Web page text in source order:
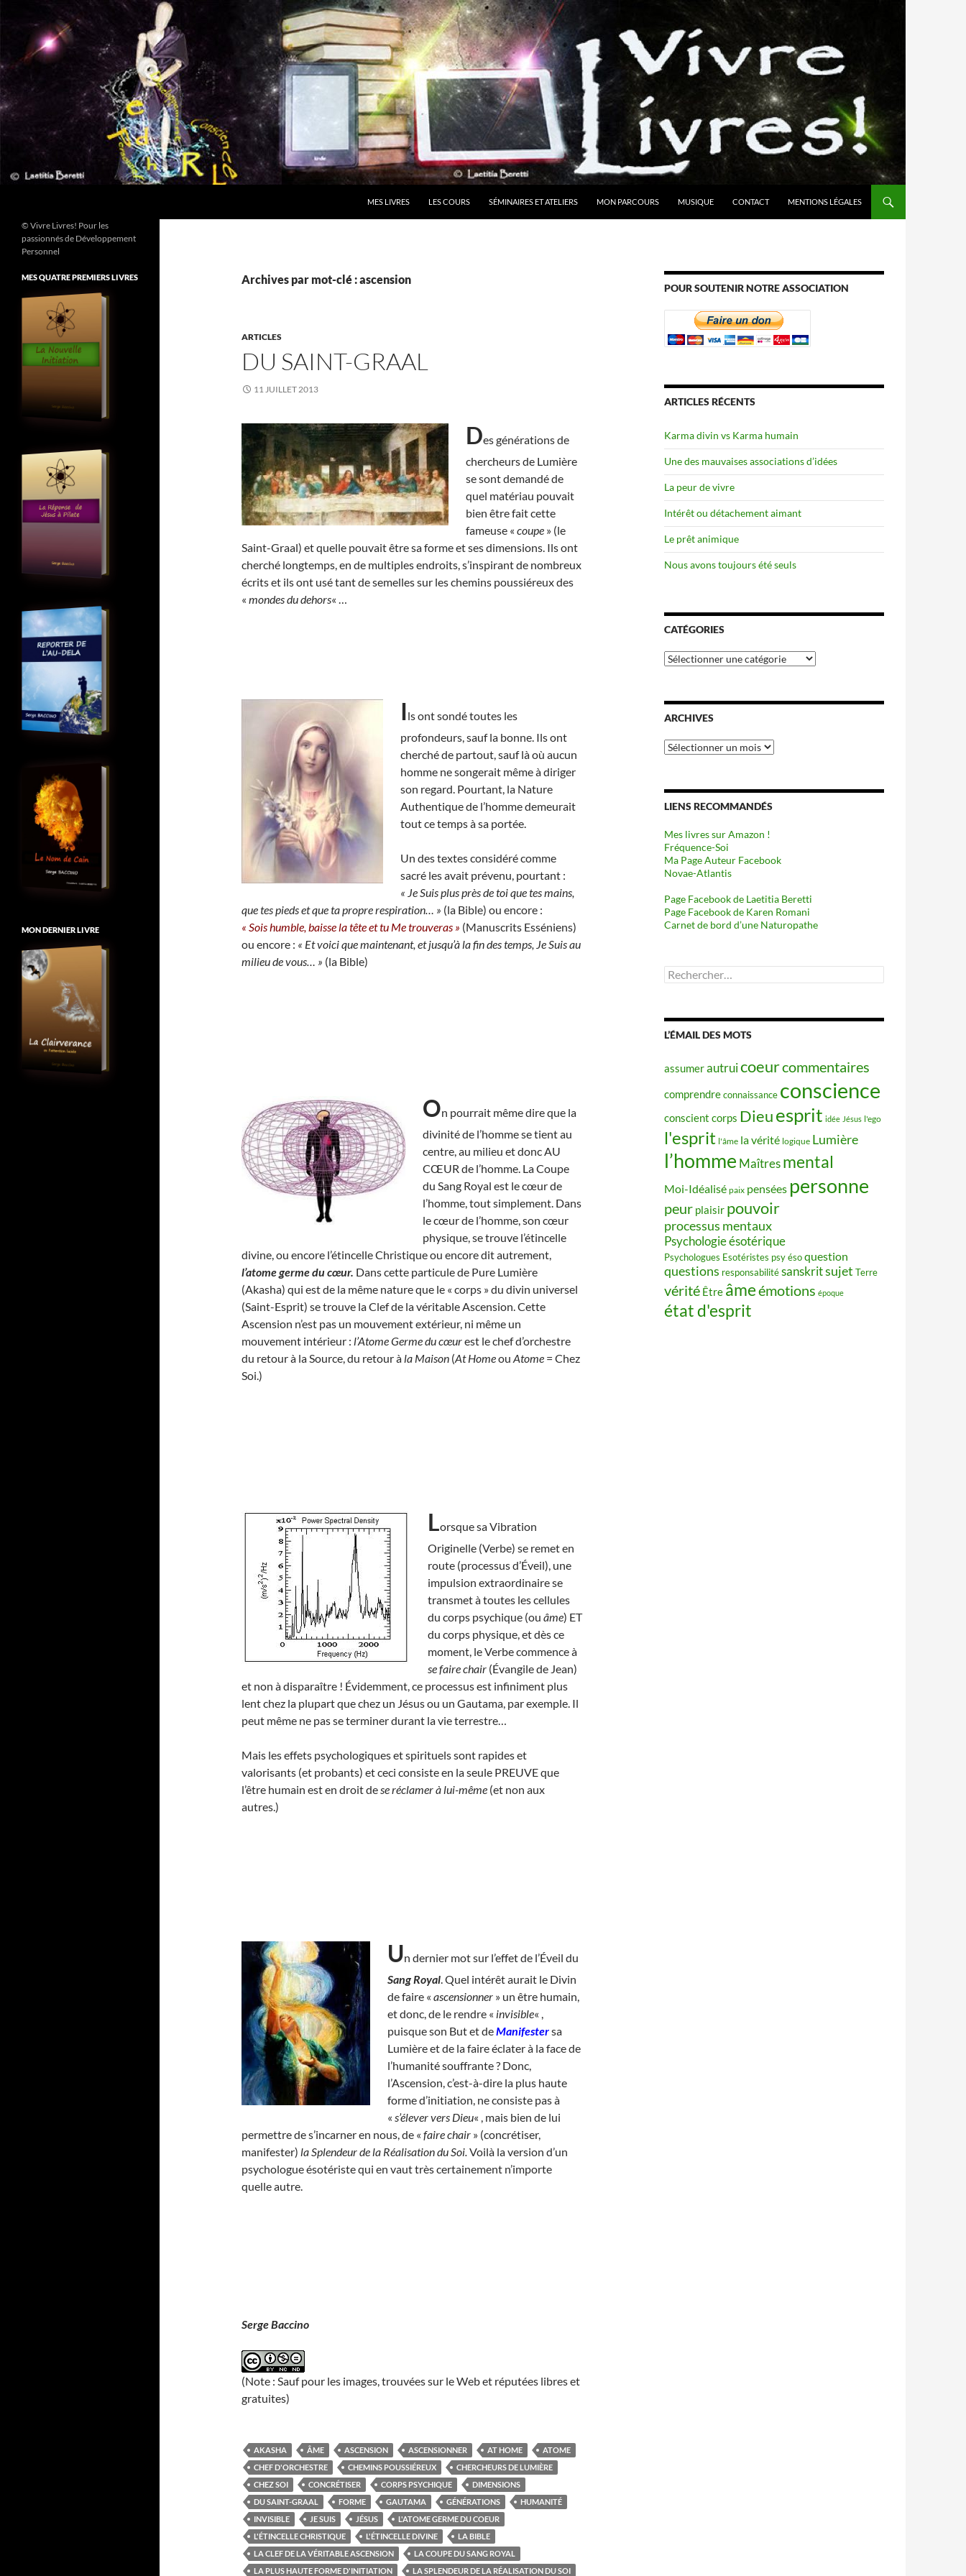
contenu
MES LIVRES LES COURS SÉMINAIRES ET ATELIERS MON PARCOURS MUSIQUE CONTACT MENTIONS LÉGALES
Archives par mot-clé : ascension
ARTICLES
DU SAINT-GRAAL
11 JUILLET 2013
Des générations de
chercheurs de Lumière
se sont demandé de
quel matériau pouvait
bien être fait cette
fameuse « coupe » (le
Saint-Graal) et quelle pouvait être sa forme et ses dimensions. Ils ont
cherché longtemps, en de multiples endroits, s’inspirant de nombreux
écrits et ils ont usé tant de semelles sur les chemins poussiéreux des
« mondes du dehors« …
Ils ont sondé toutes les
profondeurs, sauf la bonne. Ils ont
cherché de partout, sauf là où aucun
homme ne songerait même à diriger
son regard. Pourtant, la Nature
Authentique de l’homme demeurait
tout ce temps à sa portée.
Un des textes considéré comme
sacré les avait prévenu, pourtant :
« Je Suis plus près de toi que tes mains,
que tes pieds et que ta propre respiration… » (la Bible) ou encore :
« Sois humble, baisse la tête et tu Me trouveras » (Manuscrits Esséniens)
ou encore : « Et voici que maintenant, et jusqu’à la fin des temps, Je Suis au
milieu de vous… » (la Bible)
On pourrait même dire que la
divinité de l’homme se tient au
centre, au milieu et donc AU
CŒUR de l’homme. La Coupe
du Sang Royal est le cœur de
l’homme, tout simplement. Dans
le cœur de l’homme, son cœur
physique, se trouve l’étincelle
divine, ou encore l’étincelle Christique ou encore dit autrement,
l’atome germe du cœur. Dans cette particule de Pure Lumière
(Akasha) qui est de la même nature que le « corps » du divin universel
(Saint-Esprit) se trouve la Clef de la véritable Ascension. Cette
Ascension n’est pas un mouvement extérieur, ni même un
mouvement intérieur : l’Atome Germe du cœurest le chef d’orchestre
du retour à la Source, du retour à la Maison (At Homeou Atome = Chez
Soi.)
Lorsque sa Vibration
Originelle (Verbe) se remet en
route (processus d’Éveil), une
impulsion extraordinaire se
transmet à toutes les cellules
du corps psychique (ou âme) ET
du corps physique, et dès ce
moment, le Verbe commence à
se faire chair (Évangile de Jean)
et non à disparaître ! Évidemment, ce processus est infiniment plus
lent chez la plupart que chez un Jésus ou un Gautama, par exemple. Il
peut même ne pas se terminer durant la vie terrestre…
Mais les effets psychologiques et spirituels sont rapides et
valorisants (et probants) et ceci consiste en la seule PREUVE que
l’être humain est en droit dese réclamer à lui-même (et non aux
autres.)
Un dernier mot sur l’effet de l’Éveil du
Sang Royal. Quel intérêt aurait le Divin
de faire « ascensionner » un être humain,
et donc, de le rendre « invisible« ,
puisque son But et deManifestersa
Lumière et de la faire éclater à la face de
l’humanité souffrante ? Donc,
l’Ascension, c’est-à-dire la plus haute
forme d’initiation, ne consiste pas à
« s’élever vers Dieu« , mais bien de lui
permettre de s’incarner en nous, de « faire chair » (concrétiser,
manifester) la Splendeur de la Réalisation du Soi.Voilà la version d’un
psychologue ésotériste qui en vaut très certainement n’importe
quelle autre.
Serge Baccino
(Note : Sauf pour les images, trouvées sur le Web et réputées libres et
gratuites)
AKASHA ÂME ASCENSION ASCENSIONNER AT HOME
ATOME
CHEF D'ORCHESTRE
CHEMINS POUSSIÉREUX
CHERCHEURS DE LUMIÈRE
CHEZ SOI
CONCRÉTISER CORPS PSYCHIQUE
DIMENSIONS
DU SAINT-GRAAL
FORME GAUTAMA GÉNÉRATIONS
HUMANITÉ
INVISIBLE
JE SUIS JÉSUS
L'ATOME GERME DU COEUR
L'ÉTINCELLE CHRISTIQUE
L'ÉTINCELLE DIVINE
LA BIBLE
LA CLEF DE LA VÉRITABLE ASCENSION
LA COUPE DU SANG ROYAL
LA PLUS HAUTE FORME D'INITIATION
LA SPLENDEUR DE LA RÉALISATION DU SOI
POUR SOUTENIR NOTRE ASSOCIATION
ARTICLES RÉCENTS
Karma divin vs Karma humain
Une des mauvaises associations d’idées
La peur de vivre
Intérêt ou détachement aimant
Le prêt animique
Nous avons toujours été seuls
CATÉGORIES
Catégories
ARCHIVES
Archives
LIENS RECOMMANDÉS
Mes livres sur Amazon !
Fréquence-Soi
Ma Page Auteur Facebook
Novae-Atlantis
Page Facebook de Laetitia Beretti
Page Facebook de Karen Romani
Carnet de bord d’une Naturopathe
Rechercher :
L’ÉMAIL DES MOTS
assumerautruicoeurcommentaires
comprendreconnaissance conscience
conscient corps Dieuesprit idée Jésus l'ego
l'esprit l'âme la vérité logique Lumière
l’homme Maîtres mental
Moi-Idéalisé paix pensées personne
peur plaisir pouvoir
processus mentaux
Psychologie ésotérique
Psychologues Esotéristes psy ésoquestion
questions responsabilitésanskritsujet Terre
vérité Être âmeémotions époque
état d'esprit
© Vivre Livres! Pour les
passionnés de Développement
Personnel
MES QUATRE PREMIERS LIVRES
MON DERNIER LIVRE